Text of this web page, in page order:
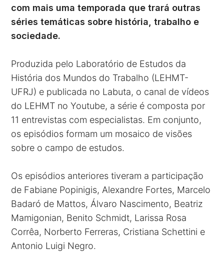
com mais uma temporada que trará outras
séries temáticas sobre história, trabalho e
sociedade.
Produzida pelo Laboratório de Estudos da
História dos Mundos do Trabalho (LEHMT-
UFRJ) e publicada no Labuta, o canal de vídeos
do LEHMT no Youtube, a série é composta por
11 entrevistas com especialistas. Em conjunto,
os episódios formam um mosaico de visões
sobre o campo de estudos.
Os episódios anteriores tiveram a participação
de Fabiane Popinigis, Alexandre Fortes, Marcelo
Badaró de Mattos, Álvaro Nascimento, Beatriz
Mamigonian, Benito Schmidt, Larissa Rosa
Corrêa, Norberto Ferreras, Cristiana Schettini e
Antonio Luigi Negro.